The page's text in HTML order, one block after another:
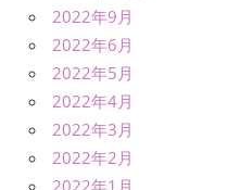
2022年9月
2022年6月
2022年5月
2022年4月
2022年3月
2022年2月
2022年1月